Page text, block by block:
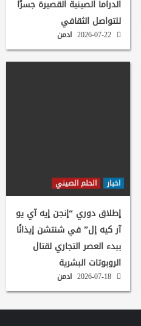
الدراما الصينية القصيرة جسرًا
للتواصل الثقافي
ادمن
اخبار الحلم الصيني
إطلاق دوري “إنجن إيه آي يو
آر كيه إل” في شنتشن إيذانًا
ببدء العصر التجاري لقتال
الروبوتات البشرية
ادمن